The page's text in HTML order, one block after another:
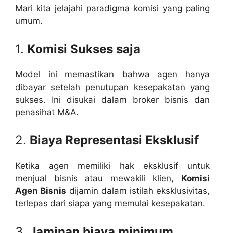
Mari kita jelajahi paradigma komisi yang paling
umum.
1. Komisi Sukses saja
Model ini memastikan bahwa agen hanya
dibayar setelah penutupan kesepakatan yang
sukses. Ini disukai dalam broker bisnis dan
penasihat M&A.
2. Biaya Representasi Eksklusif
Ketika agen memiliki hak eksklusif untuk
menjual bisnis atau mewakili klien, Komisi
Agen Bisnis dijamin dalam istilah eksklusivitas,
terlepas dari siapa yang memulai kesepakatan.